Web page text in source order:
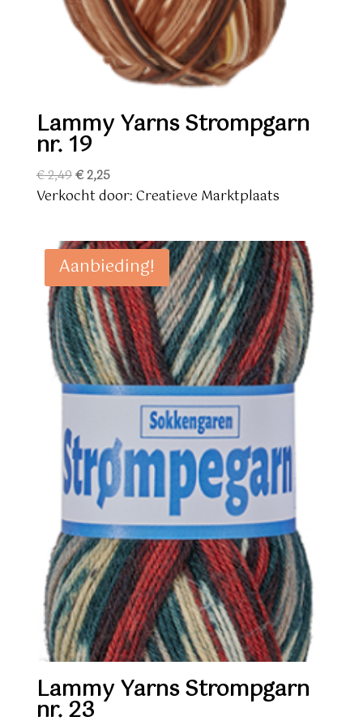
Lammy Yarns Strompgarn
nr. 19
€2,49Oorspronkelijke
prijs
€2,25Huidige
prijs
Verkocht door: Creatieve Marktplaats
Aanbieding!
Lammy Yarns Strompgarn
nr. 23